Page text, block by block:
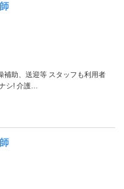
補助、送迎等 スタッフも利用者
シ! 介護…